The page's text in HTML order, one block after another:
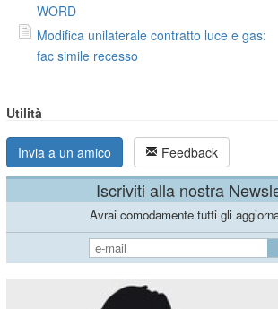
WORD
Modifica unilaterale contratto luce e gas:
fac simile recesso
Utilità
Invia a un amico Feedback
Iscriviti alla nostra
Avrai comodamente tutti gli